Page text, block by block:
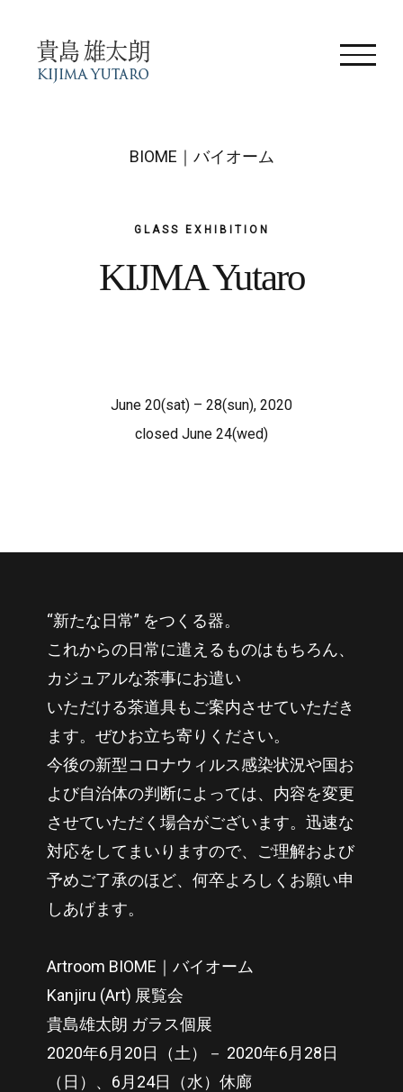
content
BIOME｜バイオーム
GLASS EXHIBITION
KIJMA Yutaro
June 20(sat) – 28(sun), 2020
closed June 24(wed)
“新たな日常” をつくる器。
これからの日常に遣えるものはもちろん、
カジュアルな茶事にお遣い
いただける茶道具もご案内させていただき
ます。ぜひお立ち寄りください。
今後の新型コロナウィルス感染状況や国お
よび自治体の判断によっては、内容を変更
させていただく場合がございます。迅速な
対応をしてまいりますので、ご理解および
予めご了承のほど、何卒よろしくお願い申
しあげます。
Artroom BIOME｜バイオーム
Kanjiru (Art) 展覧会
貴島雄太朗 ガラス個展
2020年6月20日（土）－ 2020年6月28日
（日）、6月24日（水）休廊